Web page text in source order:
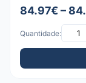
84.97€ –
Quantidade: